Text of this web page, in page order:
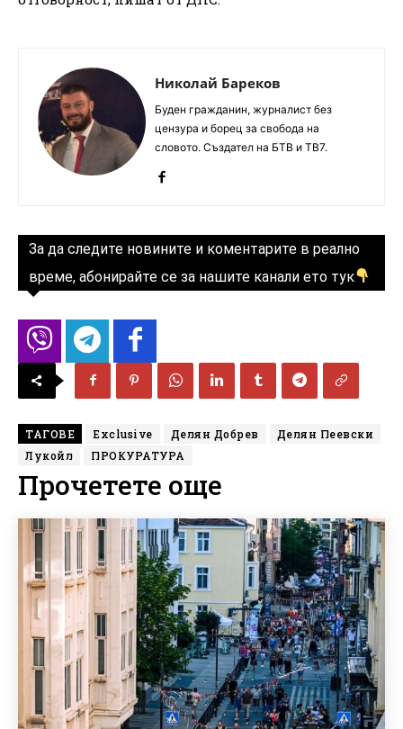
Николай Бареков
Буден гражданин, журналист без
цензура и борец за свобода на
словото. Създател на БТВ и ТВ7.
За да следите новините и коментарите в реално
време, абонирайте се за нашите канали ето тук
ТАГОВЕ Exclusive Делян Добрев
Делян Пеевски
Лукойл
ПРОКУРАТУРА
Прочетете още